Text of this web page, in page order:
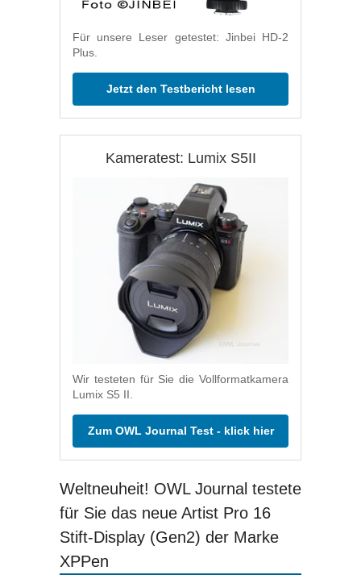
Für unsere Leser getestet: Jinbei HD-2
Plus.
Jetzt den Testbericht lesen
Kameratest: Lumix S5II
Wir testeten für Sie die Vollformatkamera
Lumix S5 II.
Zum OWL Journal Test - klick hier
Weltneuheit! OWL Journal testete
für Sie das neue Artist Pro 16
Stift-Display (Gen2) der Marke
XPPen